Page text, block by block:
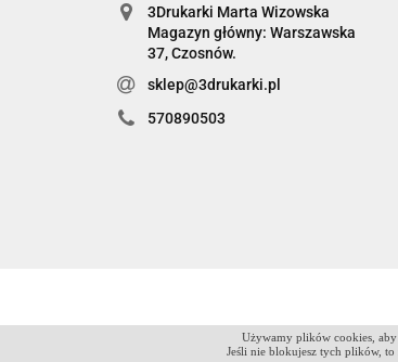
Używamy plików cookies, aby
Jeśli nie blokujesz tych plików, to
3Drukarki Marta Wizowska
Magazyn główny: Warszawska
sklep@3drukarki.pl
570890503